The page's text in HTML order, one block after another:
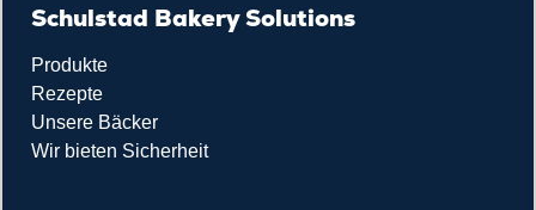
Schulstad Bakery Solutions
Produkte
Rezepte
Unsere Bäcker
Wir bieten Sicherheit